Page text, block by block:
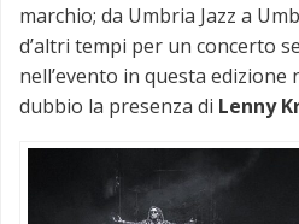
marchio; da Umbria Jazz a
d’altri tempi per un concerto
nell’evento in questa
dubbio la presenza di Lenny